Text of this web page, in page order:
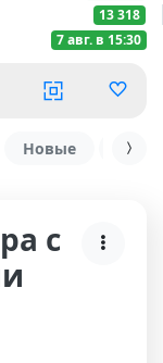
13 318
7 авг. в 15:30
Новые С
с